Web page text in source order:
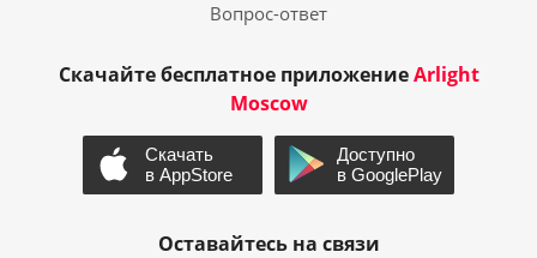
Вопрос-ответ
Скачайте бесплатное приложениеArlight
Moscow
Оставайтесь на связи